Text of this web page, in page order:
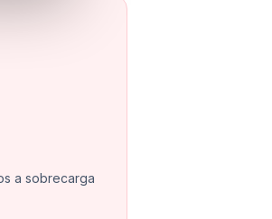
a sobrecarga